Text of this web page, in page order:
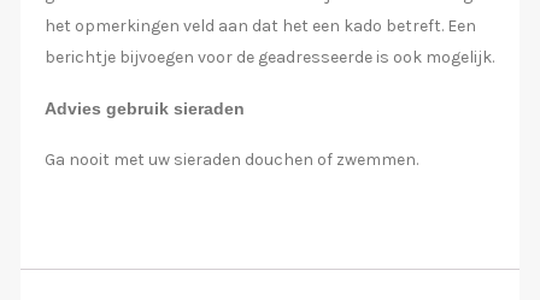
het opmerkingen veld aan dat het een kado betreft. Een
berichtje bijvoegen voor de geadresseerde is ook mogelijk.
Advies gebruik sieraden
Ga nooit met uw sieraden douchen of zwemmen.